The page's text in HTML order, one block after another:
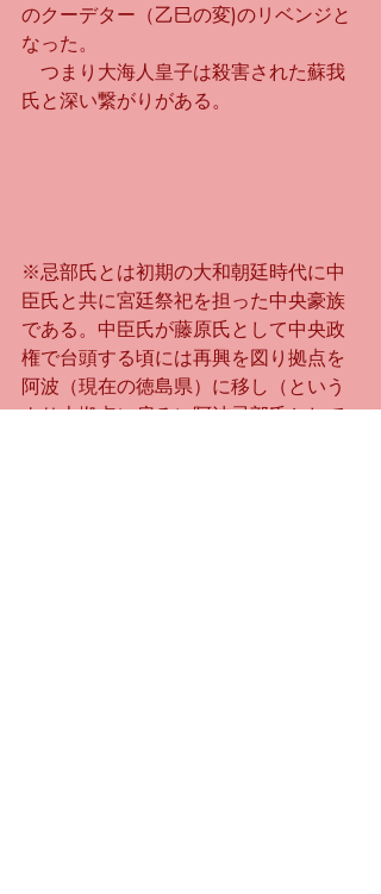
のクーデター（乙巳の変)のリベンジと
なった。
つまり大海人皇子は殺害された蘇我
氏と深い繋がりがある。
※忌部氏とは初期の大和朝廷時代に中
臣氏と共に宮廷祭祀を担った中央豪族
である。中臣氏が藤原氏として中央政
権で台頭する頃には再興を図り拠点を
阿波（現在の徳島県）に移し（という
より本拠点に戻る）阿波忌部氏として